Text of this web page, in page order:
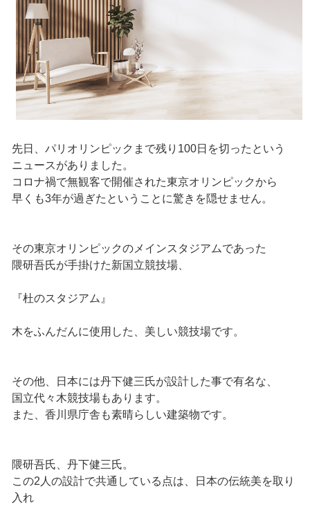
先日、パリオリンピックまで残り100日を切ったという
ニュースがありました。
コロナ禍で無観客で開催された東京オリンピックから
早くも3年が過ぎたということに驚きを隠せません。
その東京オリンピックのメインスタジアムであった
隈研吾氏が手掛けた新国立競技場、
『杜のスタジアム』
木をふんだんに使用した、美しい競技場です。
その他、日本には丹下健三氏が設計した事で有名な、
国立代々木競技場もあります。
また、香川県庁舎も素晴らしい建築物です。
隈研吾氏、丹下健三氏。
この2人の設計で共通している点は、日本の伝統美を取り
入れ